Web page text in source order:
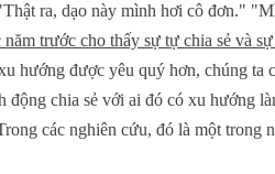
ra, dạo này mình hơi cô đơn."
trước cho thấy sự tự chia sẻ và
hướng được yêu quý hơn, chúng
động chia sẻ với ai đó có xu hướng
các nghiên cứu, đó là một trong